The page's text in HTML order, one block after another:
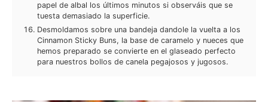
papel de albal los últimos minutos si observáis que se
tuesta demasiado la superficie.
Desmoldamos sobre una bandeja dandole la vuelta a los
Cinnamon Sticky Buns, la base de caramelo y nueces que
hemos preparado se convierte en el glaseado perfecto
para nuestros bollos de canela pegajosos y jugosos.